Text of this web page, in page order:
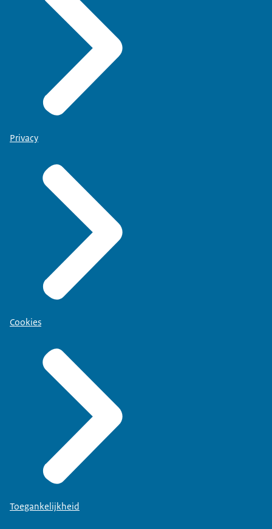
Privacy
Cookies
Toegankelijkheid